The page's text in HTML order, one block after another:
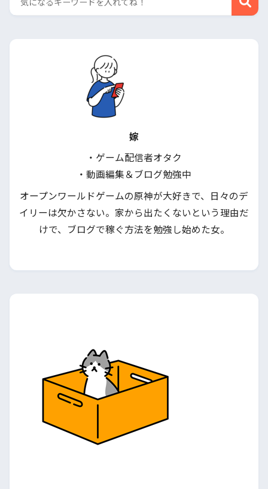
嫁
・ゲーム配信者オタク
・動画編集＆ブログ勉強中
オープンワールドゲームの原神が大好きで、日々のデ
イリーは欠かさない。家から出たくないという理由だ
けで、ブログで稼ぐ方法を勉強し始めた女。